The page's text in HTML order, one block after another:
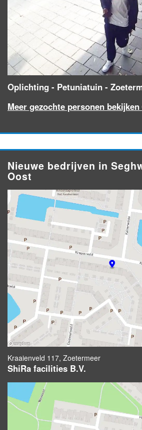
Oplichting - Petuniatuin -
Meer gezochte personen bekijken
Nieuwe bedrijven in
Oost
Kraaienveld 117, Zoetermeer
ShiRa facilities B.V.